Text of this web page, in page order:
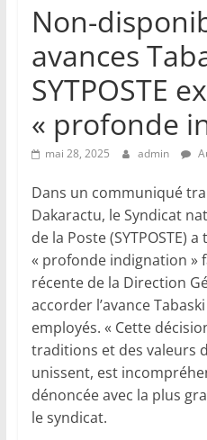
Non-
avances
SYTPOSTE
« profonde
mai 28, 2025 admin
Dans un communiqué
Dakaractu, le Syndicat
de la Poste (SYTPOSTE)
« profonde indignation »
récente de la Direction
accorder l’avance
employés. « Cette
traditions et des valeurs
unissent, est
dénoncée avec la plus
le syndicat.